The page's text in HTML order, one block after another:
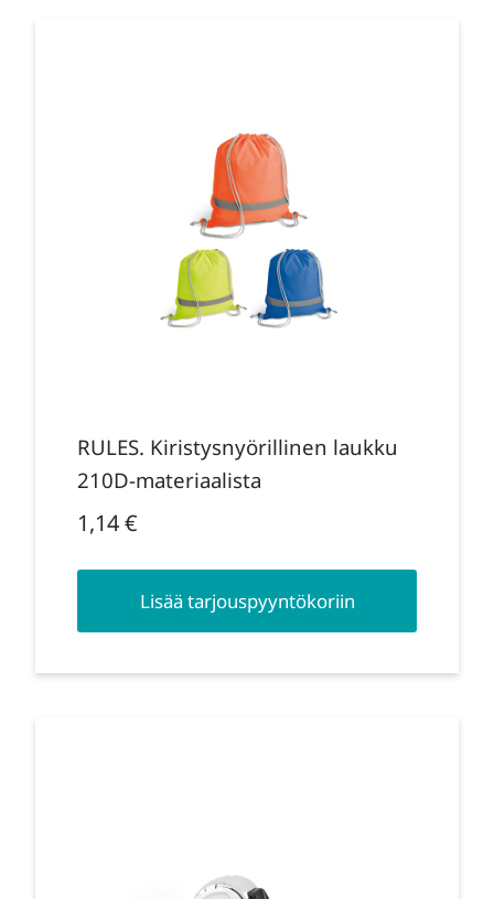
RULES. Kiristysnyörillinen laukku
210D-materiaalista
1,14€
Lisää tarjouspyyntökoriin